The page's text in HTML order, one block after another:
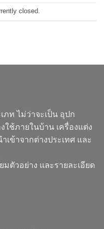
closed.
ภท ไม่ว่าจะเป็น อุปก
ใช้ภายในบ้าน เครื่องแต่ง
เข้าจากต่างประเทศ และ
มตัวอย่าง และรายละเอียด